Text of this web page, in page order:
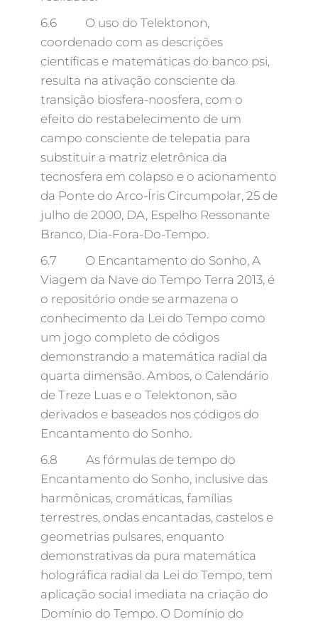
6.6 O uso do Telektonon,
coordenado com as descrições
científicas e matemáticas do banco psi,
resulta na ativação consciente da
transição biosfera-noosfera, com o
efeito do restabelecimento de um
campo consciente de telepatia para
substituir a matriz eletrônica da
tecnosfera em colapso e o acionamento
da Ponte do Arco-Íris Circumpolar, 25 de
julho de 2000, DA, Espelho Ressonante
Branco, Dia-Fora-Do-Tempo.
6.7 O Encantamento do Sonho, A
Viagem da Nave do Tempo Terra 2013, é
o repositório onde se armazena o
conhecimento da Lei do Tempo como
um jogo completo de códigos
demonstrando a matemática radial da
quarta dimensão. Ambos, o Calendário
de Treze Luas e o Telektonon, são
derivados e baseados nos códigos do
Encantamento do Sonho.
6.8 As fórmulas de tempo do
Encantamento do Sonho, inclusive das
harmônicas, cromáticas, famílias
terrestres, ondas encantadas, castelos e
geometrias pulsares, enquanto
demonstrativas da pura matemática
holográfica radial da Lei do Tempo, tem
aplicação social imediata na criação do
Domínio do Tempo. O Domínio do